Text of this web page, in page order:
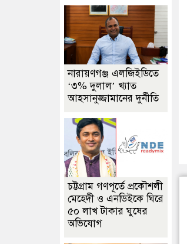
নারায়ণগঞ্জ এলজিইডিতে
‘৩% দুলাল’ খ্যাত
আহসানুজ্জামানের দুর্নীতি
চট্টগ্রাম গণপূর্তে প্রকৌশলী
মেহেদী ও এনডিইকে ঘিরে
৫০ লাখ টাকার ঘুষের
অভিযোগ